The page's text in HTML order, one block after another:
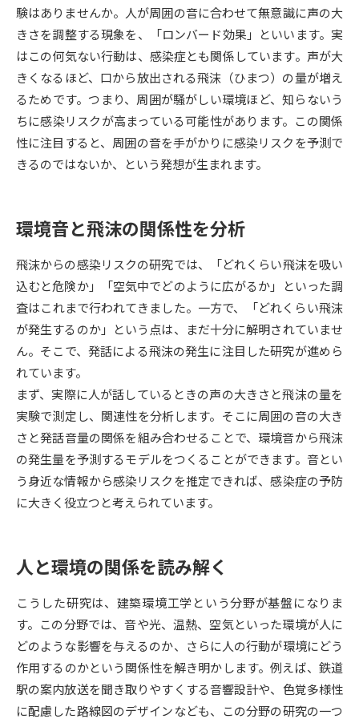
大学研究 大学検索
大学で学べる内容や特徴を調べる
新増設大学・学部・学科特集
国際・グローバルに強い大学特
集
デジタルパンフレット 進路の３択
新学年スタート号特集ページ
（高3生用）
新学年スタート号特集ページ
（高2生用）
SELFBRAND特集ページ
オープンキャンパスなどを調べる
オープンキャンパス検索 実施プログラムから探す
来場型・Web型イベント特集 夢ナビライブ
受験準備
志望校・出願校を調べる
併願校選び 受験スケジュールを立てよう
先輩が入学を決めた理由 テレメール全国一斉進学調査
新生活お役立ちガイド
験はありませんか。人が周囲の音に合わせて無意識に声の大
きさを調整する現象を、「ロンバード効果」といいます。実
はこの何気ない行動は、感染症とも関係しています。声が大
きくなるほど、口から放出される飛沫（ひまつ）の量が増え
るためです。つまり、周囲が騒がしい環境ほど、知らないう
ちに感染リスクが高まっている可能性があります。この関係
性に注目すると、周囲の音を手がかりに感染リスクを予測で
きるのではないか、という発想が生まれます。
環境音と飛沫の関係性を分析
飛沫からの感染リスクの研究では、「どれくらい飛沫を吸い
込むと危険か」「空気中でどのように広がるか」といった調
査はこれまで行われてきました。一方で、「どれくらい飛沫
が発生するのか」という点は、まだ十分に解明されていませ
ん。そこで、発話による飛沫の発生に注目した研究が進めら
れています。
まず、実際に人が話しているときの声の大きさと飛沫の量を
実験で測定し、関連性を分析します。そこに周囲の音の大き
さと発話音量の関係を組み合わせることで、環境音から飛沫
の発生量を予測するモデルをつくることができます。音とい
う身近な情報から感染リスクを推定できれば、感染症の予防
に大きく役立つと考えられています。
人と環境の関係を読み解く
こうした研究は、建築環境工学という分野が基盤になりま
す。この分野では、音や光、温熱、空気といった環境が人に
どのような影響を与えるのか、さらに人の行動が環境にどう
作用するのかという関係性を解き明かします。例えば、鉄道
駅の案内放送を聞き取りやすくする音響設計や、色覚多様性
に配慮した路線図のデザインなども、この分野の研究の一つ